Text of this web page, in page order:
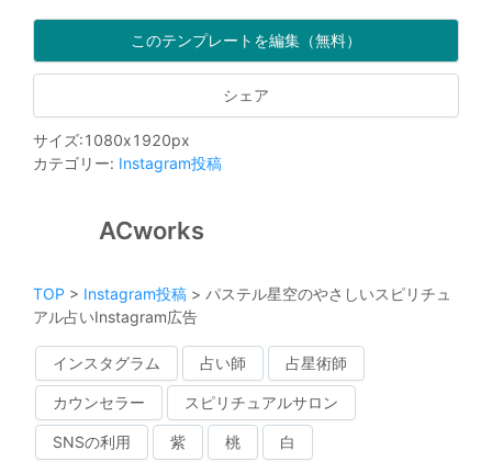
このテンプレートを編集（無料）
シェア
サイズ:1080x1920px
カテゴリー: Instagram投稿
ACworks
TOP > Instagram投稿 > パステル星空のやさしいスピリチュ
アル占いInstagram広告
インスタグラム 占い師 占星術師
カウンセラー スピリチュアルサロン
SNSの利用 紫 桃 白